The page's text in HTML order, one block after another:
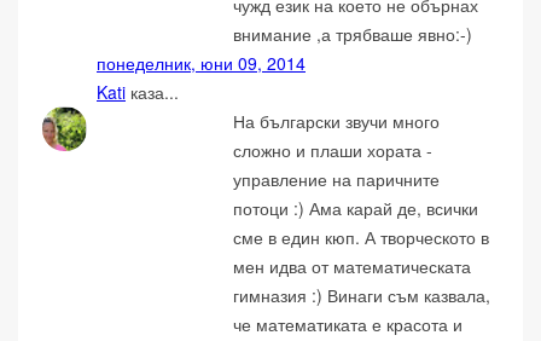
чужд език на което не обърнах
внимание ,а трябваше явно:-)
понеделник, юни 09, 2014
Kati каза...
На български звучи много
сложно и плаши хората -
управление на паричните
потоци :) Ама карай де, всички
сме в един кюп. А творческото в
мен идва от математическата
гимназия :) Винаги съм казвала,
че математиката е красота и